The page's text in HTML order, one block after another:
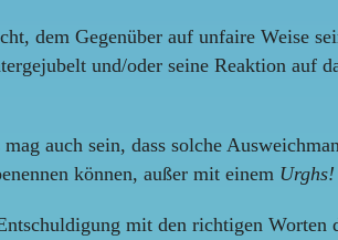
dem Gegenüber auf unfaire Weise
und/oder seine Reaktion auf
auch sein, dass solche
können, außer mit einem Urghs!
mit den richtigen